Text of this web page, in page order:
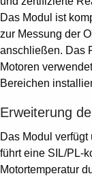
Das Modul ist
zur Messung der
anschließen. Das
Motoren
Bereichen
Erweiterung
Das Modul
führt eine SIL/PL-
Motortemperatur